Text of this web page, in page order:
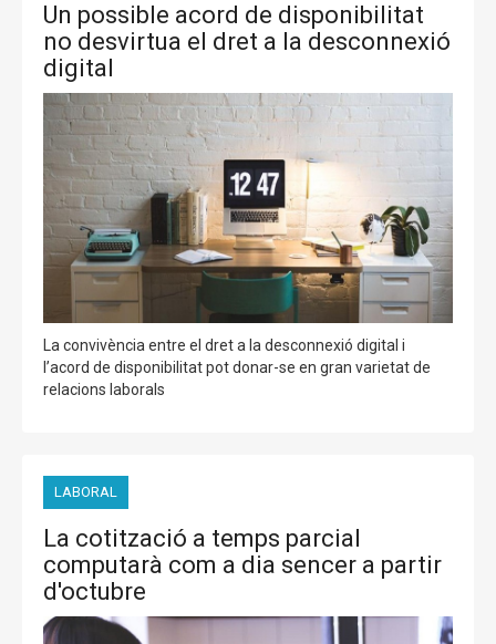
Un possible acord de disponibilitat
no desvirtua el dret a la desconnexió
digital
La convivència entre el dret a la desconnexió digital i
l’acord de disponibilitat pot donar-se en gran varietat de
relacions laborals
LABORAL
La cotització a temps parcial
computarà com a dia sencer a partir
d'octubre